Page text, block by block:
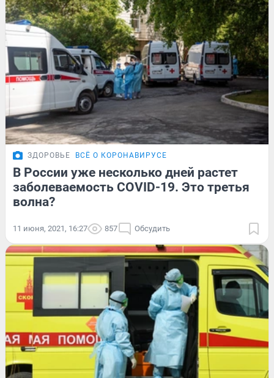
ЗДОРОВЬЕ ВСЁ О КОРОНАВИРУСЕ
В России уже несколько дней растет
заболеваемость COVID-19. Это третья
волна?
11 июня, 2021, 16:27 857 Обсудить